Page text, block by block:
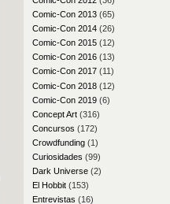
Comic-Con 2013(65)
Comic-Con 2014(26)
Comic-Con 2015(12)
Comic-Con 2016(13)
Comic-Con 2017(11)
Comic-Con 2018(12)
Comic-Con 2019(6)
Concept Art(316)
Concursos (172)
Crowdfunding(1)
Curiosidades (99)
Dark Universe(2)
El Hobbit(153)
Entrevistas (16)